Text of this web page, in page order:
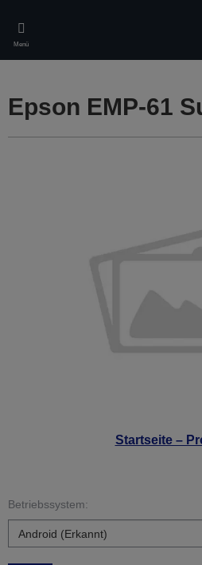
main
content
Menü
Startseite –
Epson EMP-61
Betriebssystem: